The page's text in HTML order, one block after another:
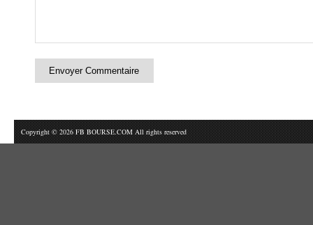
Copyright © 2026 FB BOURSE.COM All rights reserved